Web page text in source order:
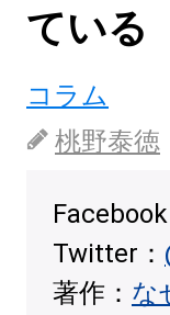
ている
コラム
桃野泰徳
Facebook
Twitter：
著作： な